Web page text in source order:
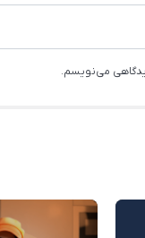
دیدگاهی می‌نویسم.